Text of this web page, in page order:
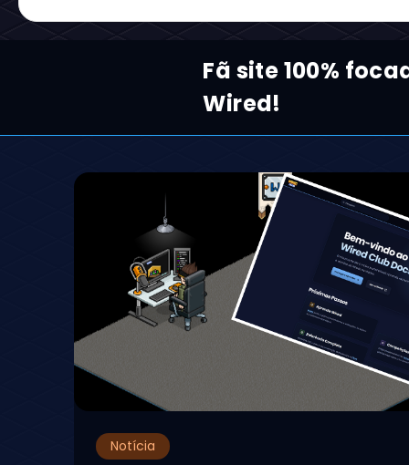
Fã site 100%
Wired!
Notícia